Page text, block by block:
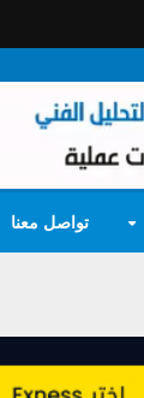
تواصل معنا